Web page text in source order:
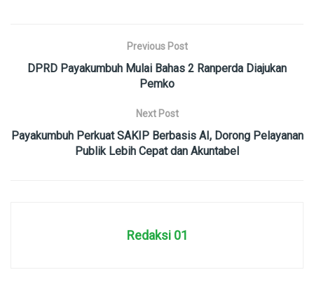
Previous Post
DPRD Payakumbuh Mulai Bahas 2 Ranperda Diajukan
Pemko
Next Post
Payakumbuh Perkuat SAKIP Berbasis AI, Dorong Pelayanan
Publik Lebih Cepat dan Akuntabel
Redaksi 01